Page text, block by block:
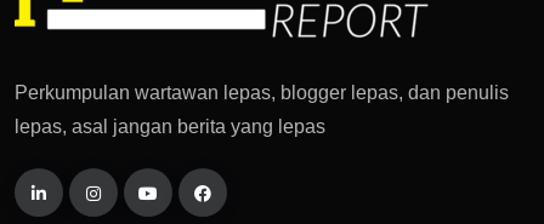
Perkumpulan wartawan lepas, blogger lepas, dan penulis
lepas, asal jangan berita yang lepas